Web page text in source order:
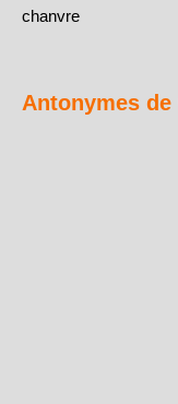
chanvre
Antonymes de